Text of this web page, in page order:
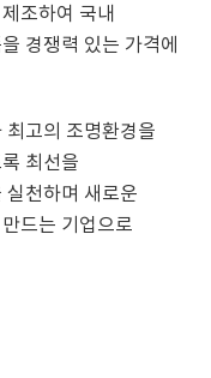
조하여 국내
경쟁력 있는 가격에
고의 조명환경을
최선을
실천하며 새로운
드는 기업으로